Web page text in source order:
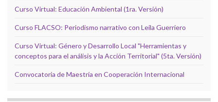
Curso Virtual: Educación Ambiental (1ra. Versión)
Curso FLACSO: Periodismo narrativo con Leila Guerriero
Curso Virtual: Género y Desarrollo Local "Herramientas y
conceptos para el análisis y la Acción Territorial" (5ta. Versión)
Convocatoria de Maestría en Cooperación Internacional